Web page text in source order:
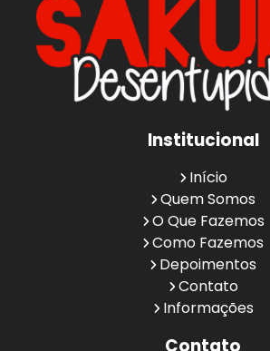
Institucional
Início
Quem Somos
O Que Fazemos
Como Fazemos
Depoimentos
Contato
Informações